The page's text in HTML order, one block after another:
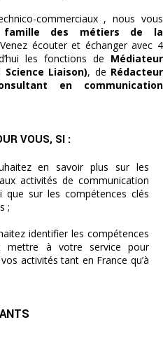
commerciaux , nous vous
des métiers de la
écouter et échanger avec 4
les fonctions de Médiateur
Science Liaison), de Rédacteur
en communication
VOUS, SI :
en savoir plus sur les
activités de communication
que sur les compétences clés
;
identifier les compétences
mettre à votre service pour
activités tant en France qu’à